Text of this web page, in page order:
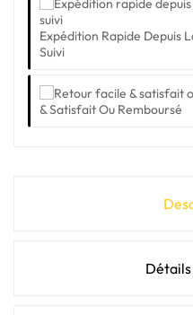
Expédition Rapide Depuis
Suivi
& Satisfait Ou Remboursé